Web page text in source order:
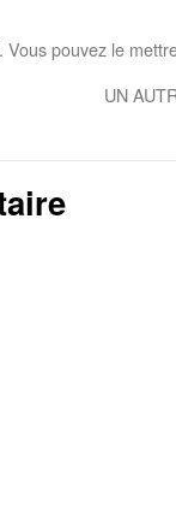
. Vous pouvez le
UN